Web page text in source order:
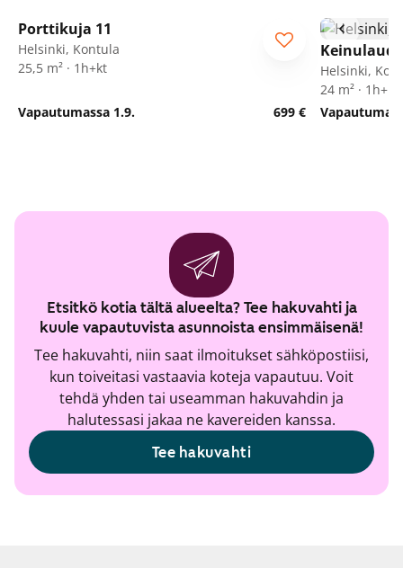
Porttikuja 11
Helsinki, Kontula
25,5 m² · 1h+kt
Vapautumassa 1.9. 699 €
Helsinki,
24 m² · 1h+kt
Etsitkö kotia tältä alueelta? Tee hakuvahti ja
kuule vapautuvista asunnoista ensimmäisenä!
Tee hakuvahti, niin saat ilmoitukset sähköpostiisi,
kun toiveitasi vastaavia koteja vapautuu. Voit
tehdä yhden tai useamman hakuvahdin ja
halutessasi jakaa ne kavereiden kanssa.
Tee hakuvahti